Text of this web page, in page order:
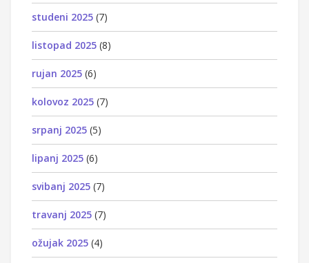
studeni 2025 (7)
listopad 2025 (8)
rujan 2025 (6)
kolovoz 2025 (7)
srpanj 2025 (5)
lipanj 2025 (6)
svibanj 2025 (7)
travanj 2025 (7)
ožujak 2025 (4)